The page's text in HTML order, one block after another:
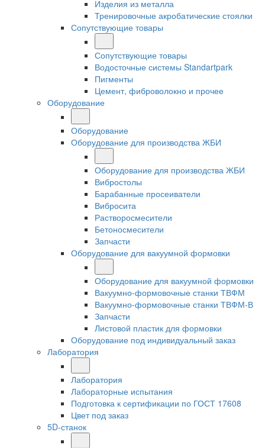
Изделия из металла
Тренировочные акробатические стоялки
Сопутствующие товары
Сопутствующие товары
Водосточные системы Standartpark
Пигменты
Цемент, фиброволокно и прочее
Оборудование
Оборудование
Оборудование для производства ЖБИ
Оборудование для производства ЖБИ
Вибростолы
Барабанные просеиватели
Вибросита
Растворосмесители
Бетоносмесители
Запчасти
Оборудование для вакуумной формовки
Оборудование для вакуумной формовки
Вакуумно-формовочные станки ТВФМ
Вакуумно-формовочные станки ТВФМ-В
Запчасти
Листовой пластик для формовки
Оборудование под индивидуальный заказ
Лаборатория
Лаборатория
Лабораторные испытания
Подготовка к сертификации по ГОСТ 17608
Цвет под заказ
5D-станок